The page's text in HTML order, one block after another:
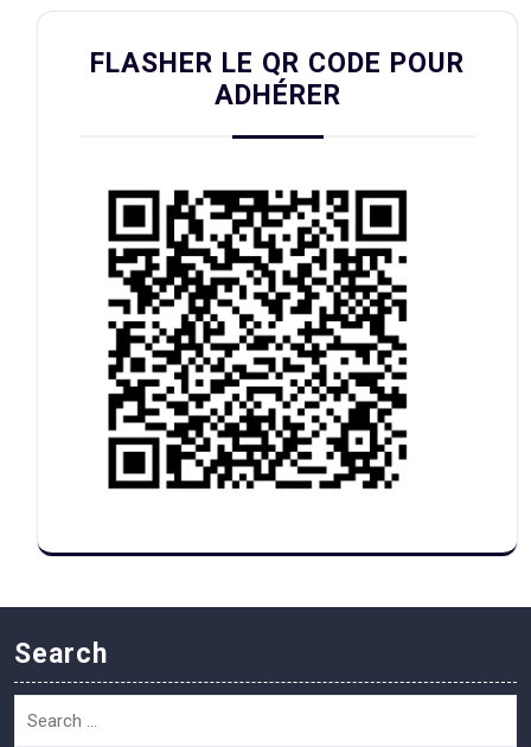
FLASHER LE QR CODE POUR
ADHÉRER
Search